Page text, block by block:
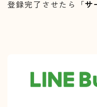
登録完了させたら「サ